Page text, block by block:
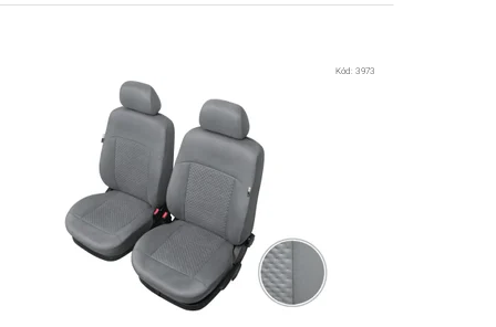
Kód:3973